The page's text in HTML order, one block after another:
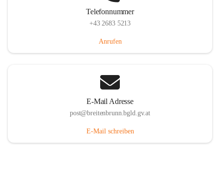
Telefonnummer
+43 2683 5213
Anrufen
E-Mail Adresse
post@breitenbrunn.bgld.gv.at
E-Mail schreiben